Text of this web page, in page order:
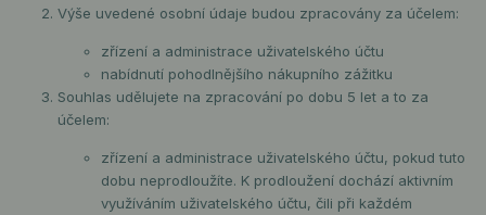
Výše uvedené osobní údaje budou zpracovány za účelem:
zřízení a administrace uživatelského účtu
nabídnutí pohodlnějšího nákupního zážitku
Souhlas udělujete na zpracování po dobu 5 let a to za
účelem:
zřízení a administrace uživatelského účtu, pokud tuto
dobu neprodloužíte. K prodloužení dochází aktivním
využíváním uživatelského účtu, čili při každém